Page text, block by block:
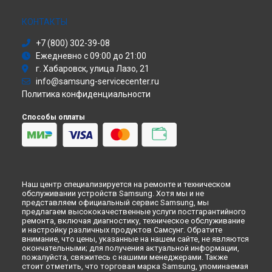
Ремонт холодильника RL-53 GTBVB Samsung в
Ремонт холодильника RL-53 GTBVB Samsung в
Петербурге
Моноблок
Атс
Смарт-часы
Варочная панель
Посудомоечная машина
Морозильная камера
Кондиционер
Духовой шкаф
Вытяжка
КОНТАКТЫ
+7 (800) 302-39-08
Ежедневно с 09:00 до 21:00
г. Хабаровск, улица Лазо, 21
info@samsung-servicecenter.ru
Политика конфиденциальности
Способы оплаты
Наш центр специализируется на ремонте и техническом
обслуживании устройств Samsung. Хотя мы и не
представляем официальный сервис Samsung, мы
предлагаем высококачественные услуги постгарантийного
ремонта, включая диагностику, техническое обслуживание
и настройку различных продуктов Самсунг. Обратите
внимание, что цены, указанные на нашем сайте, не являются
окончательными; для получения актуальной информации,
пожалуйста, свяжитесь с нашими менеджерами. Также
стоит отметить, что торговая марка Samsung, упоминаемая